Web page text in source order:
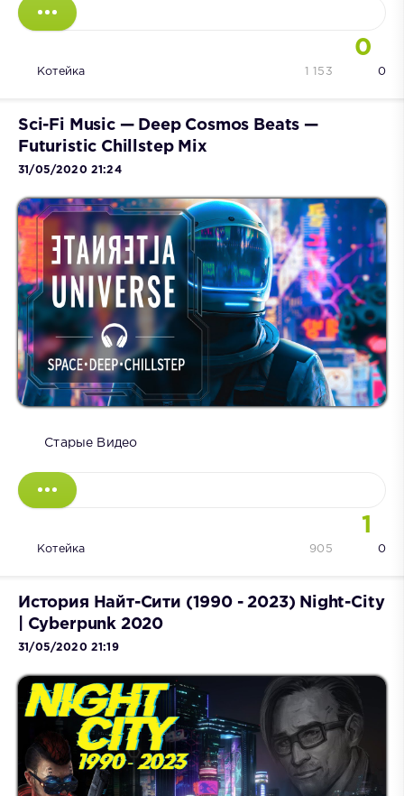
0
Котейка 0
1 153
Sci-Fi Music — Deep Cosmos Beats —
Futuristic Chillstep Mix
31/05/2020 21:24
Старые Видео
1
Котейка 0
905
История Найт-Сити (1990 - 2023) Night-City
| Cyberpunk 2020
31/05/2020 21:19